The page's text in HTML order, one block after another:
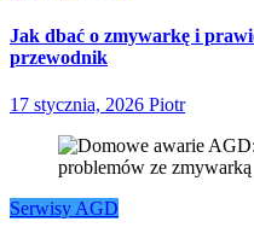
Jak dbać o zmywarkę i
przewodnik
17 stycznia, 2026 Piotr
Serwisy AGD